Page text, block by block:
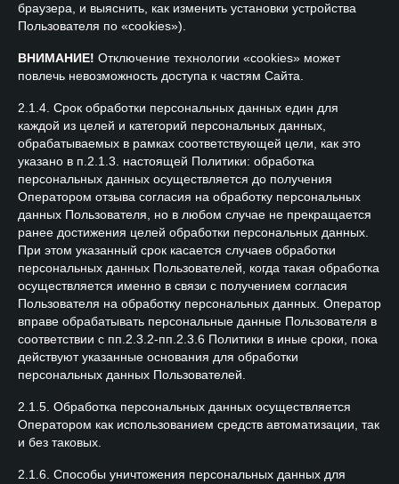
браузера, и выяснить, как изменить установки устройства
Пользователя по «cookies»).
ВНИМАНИЕ! Отключение технологии «cookies» может
повлечь невозможность доступа к частям Сайта.
2.1.4. Срок обработки персональных данных един для
каждой из целей и категорий персональных данных,
обрабатываемых в рамках соответствующей цели, как это
указано в п.2.1.3. настоящей Политики: обработка
персональных данных осуществляется до получения
Оператором отзыва согласия на обработку персональных
данных Пользователя, но в любом случае не прекращается
ранее достижения целей обработки персональных данных.
При этом указанный срок касается случаев обработки
персональных данных Пользователей, когда такая обработка
осуществляется именно в связи с получением согласия
Пользователя на обработку персональных данных. Оператор
вправе обрабатывать персональные данные Пользователя в
соответствии с пп.2.3.2-пп.2.3.6 Политики в иные сроки, пока
действуют указанные основания для обработки
персональных данных Пользователей.
2.1.5. Обработка персональных данных осуществляется
Оператором как использованием средств автоматизации, так
и без таковых.
2.1.6. Способы уничтожения персональных данных для